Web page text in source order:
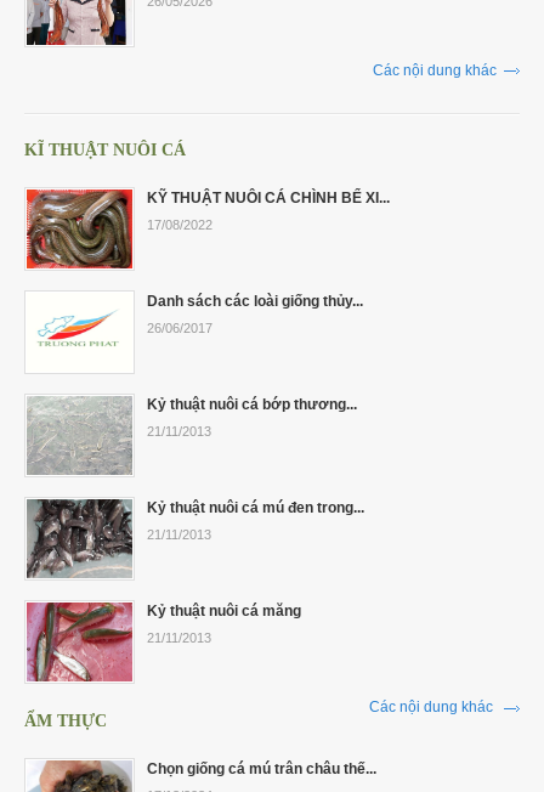
Các nội dung khác
KĨ THUẬT NUÔI CÁ
KỸ THUẬT NUÔI CÁ CHÌNH BỂ XI...
17/08/2022
Danh sách các loài giống thủy...
26/06/2017
Kỷ thuật nuôi cá bớp thương...
21/11/2013
Kỷ thuật nuôi cá mú đen trong...
21/11/2013
Kỷ thuật nuôi cá măng
21/11/2013
Các nội dung khác
ẨM THỰC
Chọn giống cá mú trân châu thế...